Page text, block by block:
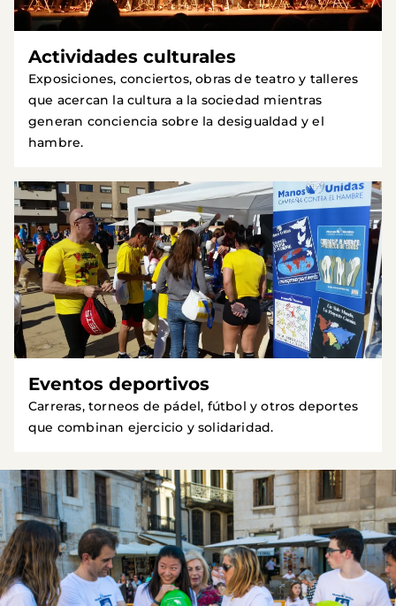
Actividades culturales
Exposiciones, conciertos, obras de teatro y talleres
que acercan la cultura a la sociedad mientras
generan conciencia sobre la desigualdad y el
hambre.
Eventos deportivos
Carreras, torneos de pádel, fútbol y otros deportes
que combinan ejercicio y solidaridad.
Imagen